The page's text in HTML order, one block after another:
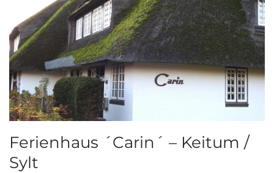
Ferienhaus ´Carin´ – Keitum /
Sylt